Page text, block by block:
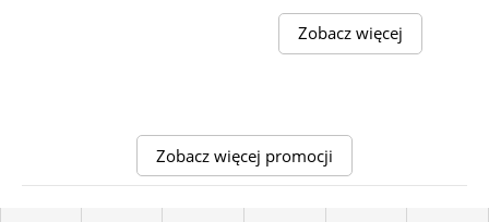
Zobacz więcej
Zobacz więcej promocji